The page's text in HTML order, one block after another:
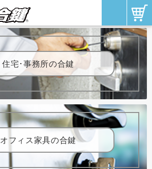
住宅･事務所の合鍵
オフィス家具の合鍵